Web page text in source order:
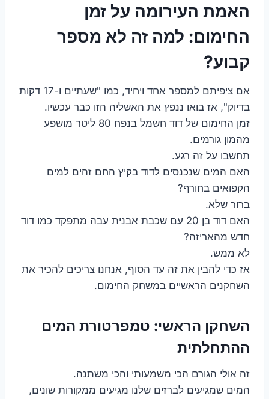
האמת העירומה על זמן
החימום: למה זה לא מספר
קבוע?
אם ציפיתם למספר אחד ויחיד, כמו "שעתיים ו-17 דקות
בדיוק", אז בואו ננפץ את האשליה הזו כבר עכשיו.
זמן החימום של דוד חשמל בנפח 80 ליטר מושפע
מהמון גורמים.
תחשבו על זה רגע.
האם המים שנכנסים לדוד בקיץ החם זהים למים
הקפואים בחורף?
ברור שלא.
האם דוד בן 20 עם שכבת אבנית עבה מתפקד כמו דוד
חדש מהאריזה?
לא ממש.
אז כדי להבין את זה עד הסוף, אנחנו צריכים להכיר את
השחקנים הראשיים במשחק החימום.
השחקן הראשי: טמפרטורת המים
ההתחלתית
זה אולי הגורם הכי משמעותי והכי משתנה.
המים שמגיעים לברזים שלנו מגיעים ממקורות שונים,